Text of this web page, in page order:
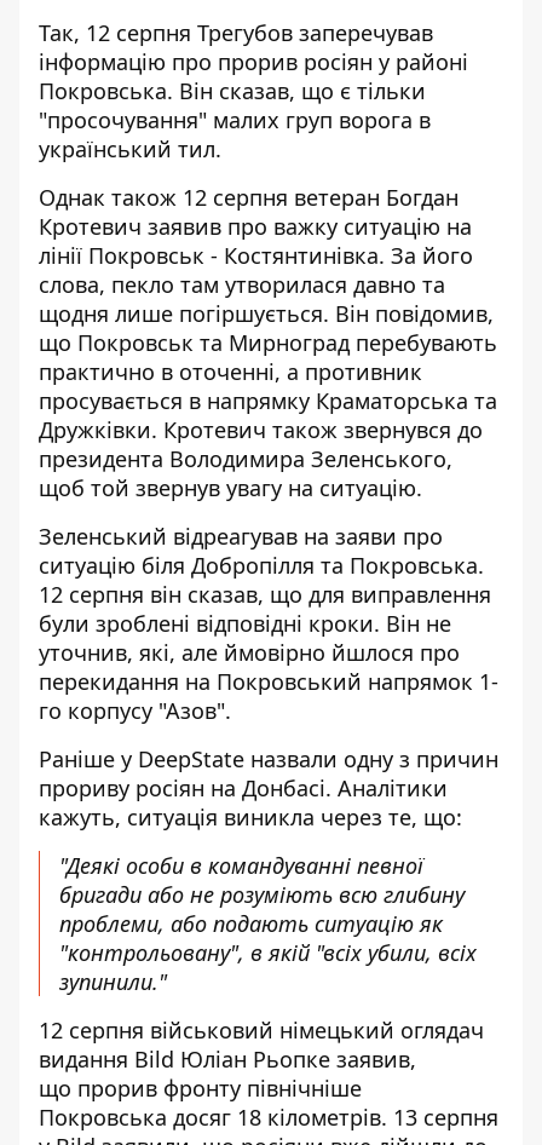
Так, 12 серпня Трегубов заперечував
інформацію про прорив росіян у районі
Покровська. Він сказав, що є тільки
"просочування" малих груп ворога в
український тил.
Однак також 12 серпня ветеран Богдан
Кротевич заявив про важку ситуацію на
лінії Покровськ - Костянтинівка. За його
слова, пекло там утворилася давно та
щодня лише погіршується. Він повідомив,
що Покровськ та Мирноград перебувають
практично в оточенні, а противник
просувається в напрямку Краматорська та
Дружківки. Кротевич також звернувся до
президента Володимира Зеленського,
щоб той звернув увагу на ситуацію.
Зеленський відреагував на заяви про
ситуацію біля Добропілля та Покровська.
12 серпня він сказав, що для виправлення
були зроблені відповідні кроки. Він не
уточнив, які, але ймовірно йшлося про
перекидання на Покровський напрямок 1-
го корпусу "Азов".
Раніше у DeepState назвали одну з причин
прориву росіян на Донбасі. Аналітики
кажуть, ситуація виникла через те, що:
"Деякі особи в командуванні певної
бригади або не розуміють всю глибину
проблеми, або подають ситуацію як
"контрольовану", в якій "всіх убили, всіх
зупинили."
12 серпня військовий німецький оглядач
видання Bild Юліан Рьопке заявив,
що прорив фронту північніше
Покровська досяг 18 кілометрів. 13 серпня